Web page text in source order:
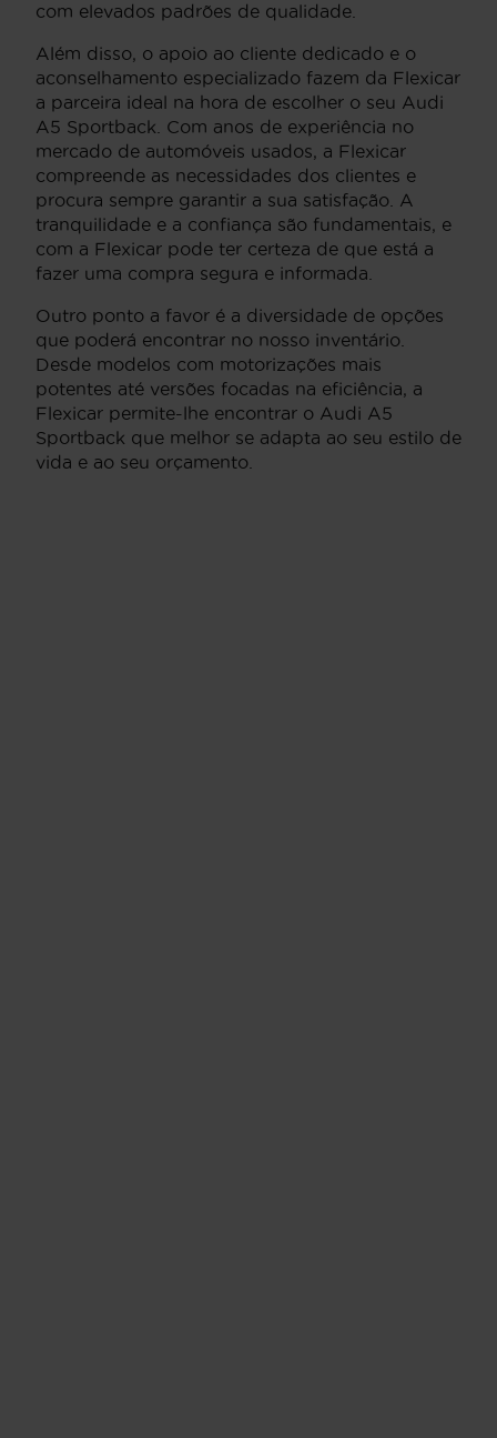
com elevados padrões de qualidade.
Além disso, o apoio ao cliente dedicado e o
aconselhamento especializado fazem da Flexicar
a parceira ideal na hora de escolher o seu Audi
A5 Sportback. Com anos de experiência no
mercado de automóveis usados, a Flexicar
compreende as necessidades dos clientes e
procura sempre garantir a sua satisfação. A
tranquilidade e a confiança são fundamentais, e
com a Flexicar pode ter certeza de que está a
fazer uma compra segura e informada.
Outro ponto a favor é a diversidade de opções
que poderá encontrar no nosso inventário.
Desde modelos com motorizações mais
potentes até versões focadas na eficiência, a
Flexicar permite-lhe encontrar o Audi A5
Sportback que melhor se adapta ao seu estilo de
vida e ao seu orçamento.